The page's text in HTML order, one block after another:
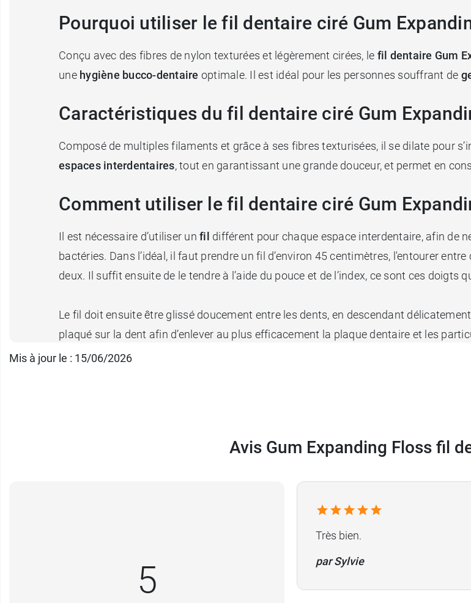
Pourquoi utiliser le fil dentaire ciré Gum
Conçu avec des fibres de nylon texturées et légèrement cirées, le fil dentaire Gum
une hygiène bucco-dentaire optimale. Il est idéal pour les personnes souffrant de
Caractéristiques du fil dentaire ciré Gum
Composé de multiples filaments et grâce à ses fibres texturisées, il se dilate pour
espaces interdentaires, tout en garantissant une grande douceur, et permet en
Comment utiliser le fil dentaire ciré Gum
Il est nécessaire d’utiliser un fil différent pour chaque espace interdentaire, afin de
bactéries. Dans l’idéal, il faut prendre un fil d’environ 45 centimètres, l'entourer
deux. Il suffit ensuite de le tendre à l’aide du pouce et de l’index, ce sont ces doigts
Le fil doit ensuite être glissé doucement entre les dents, en descendant
plaqué sur la dent afin d’enlever au plus efficacement la plaque dentaire et les
la gencive vers le haut de la dent. Il est nécessaire de faire quelques allers et retours
Mis à jour le : 15/06/2026
Avis Gum Expanding Floss fil
5
Très bien.
par Sylvie